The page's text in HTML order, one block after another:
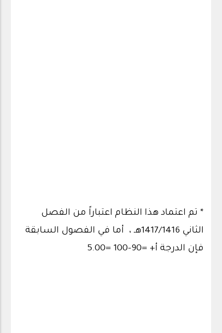
* تم اعتماد هذا النظام اعتباراً من الفصل
الثاني 1417/1416هـ ، أما في الفصول السابقة
فإن الدرجة أ+ =90-100 =5.00